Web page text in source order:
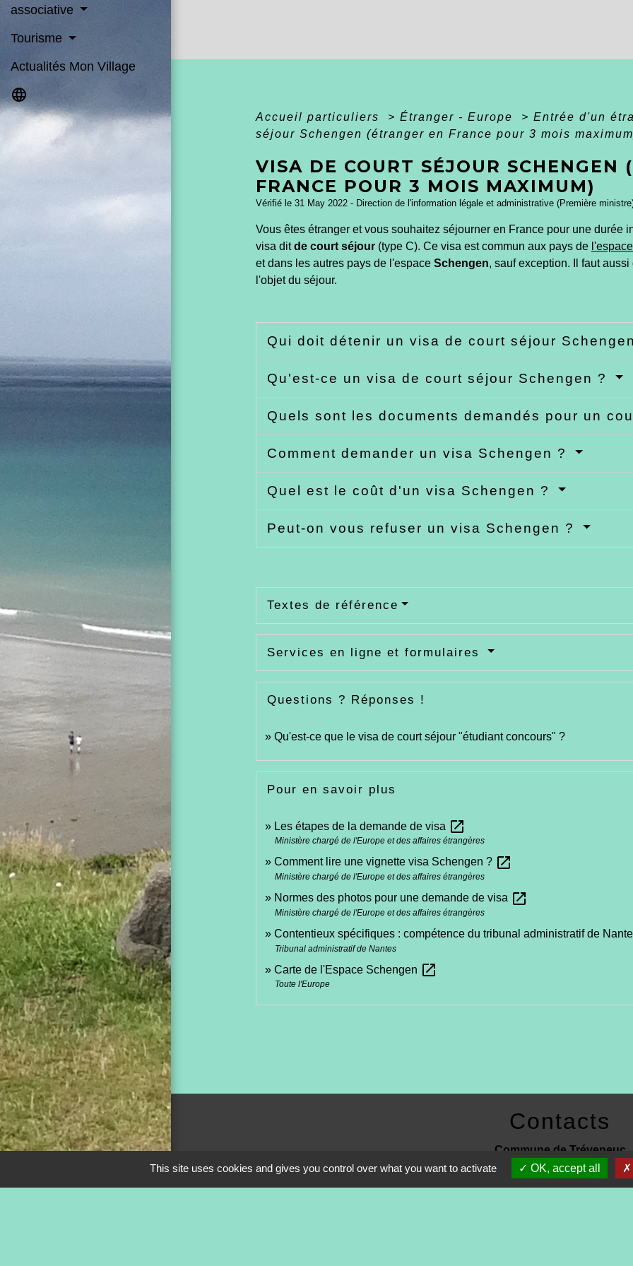
associative
Tourisme
Actualités Mon Village
language
Accueil particuliers > Étranger - Europe > Entrée d'un
séjour Schengen (étranger en France pour 3 mois
VISA DE COURT SÉJOUR SCHENGEN
FRANCE POUR 3 MOIS MAXIMUM)
Vérifié le 31 May 2022 - Direction de l'information légale et administrative (Première
Vous êtes étranger et vous souhaitez séjourner en France pour une durée
visa ditde court séjour(type C). Ce visa est commun aux pays de
et dans les autres pays de l'espace Schengen, sauf exception. Il faut
l'objet du séjour.
Qui doit détenir un visa de court séjour
Qu'est-ce un visa de court séjour Schengen ?
Quels sont les documents demandés pour un
Comment demander un visa Schengen ?
Quel est le coût d'un visa Schengen ?
Peut-on vous refuser un visa Schengen ?
Textes de référence
Services en ligne et formulaires
Questions ? Réponses !
Qu'est-ce que le visa de court séjour "étudiant concours" ?
Pour en savoir plus
Les étapes de la demande de visa open_in_new
Ministère chargé de l'Europe et des affaires étrangères
Comment lire une vignette visa Schengen ? open_in_new
Ministère chargé de l'Europe et des affaires étrangères
Normes des photos pour une demande de visa open_in_new
Ministère chargé de l'Europe et des affaires étrangères
Contentieux spécifiques : compétence du tribunal administratif de
Tribunal administratif de Nantes
Carte de l'Espace Schengen open_in_new
Toute l'Europe
Contacts
Commune de Tréveneuc
2 place du Bourg
This site uses cookies and gives you control over what you want to activate OK, accept all